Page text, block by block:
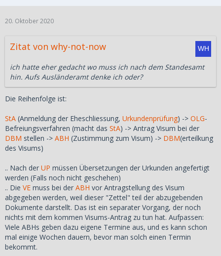
20. Oktober 2020
Zitat von why-not-now
ich hatte eher gedacht wo muss ich nach dem Standesamt
hin. Aufs Ausländeramt denke ich oder?
Die Reihenfolge ist:
StA (Anmeldung der Eheschliessung, Urkundenprüfung) -> OLG-
Befreiungsverfahren (macht das StA) -> Antrag Visum bei der
DBM stellen -> ABH (Zustimmung zum Visum) -> DBM(erteilkung
des Visums)
.. Nach der UP müssen Übersetzungen der Urkunden angefertigt
werden (Falls noch nicht geschehen)
.. Die VE muss bei der ABH vor Antragstellung des Visum
abgegeben werden, weil dieser "Zettel" teil der abzugebenden
Dokumente darstellt. Das ist ein separater Vorgang, der noch
nichts mit dem kommen Visums-Antrag zu tun hat. Aufpassen:
Viele ABHs geben dazu eigene Termine aus, und es kann schon
mal einige Wochen dauern, bevor man solch einen Termin
bekommt.